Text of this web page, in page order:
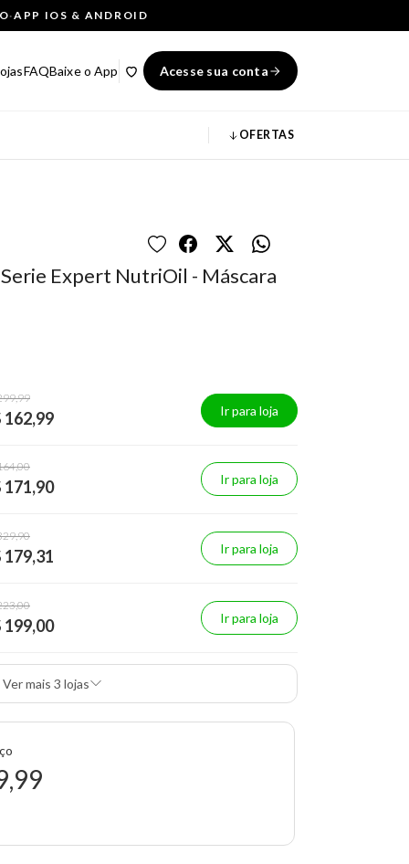
·APP IOS & ANDROID
FAQBaixe o App Acesse sua conta
OFERTAS
Expert NutriOil - Máscara
162,99 Ir para loja
171,90 Ir para loja
179,31 Ir para loja
199,00 Ir para loja
Ver mais 3 lojas